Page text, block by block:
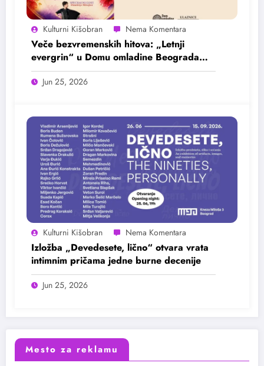
Kulturni Kišobran
Veče bezvremenskih hitova: „Letnji
evergrin“ u Domu omladine Beograda
25. juna
Jun 25, 2026
Kulturni Kišobran
Izložba „Devedesete, lično“ otvara vrata
intimnim pričama jedne burne decenije
Jun 25, 2026
Mesto za reklamu